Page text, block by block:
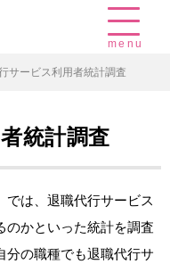
menu
サービス利用者統計調査
者統計調査
では、退職代行サービス
のかといった統計を調査
分の職種でも退職代行サ